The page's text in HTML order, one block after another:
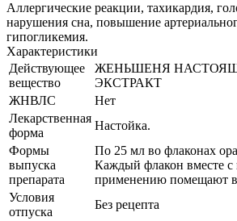
Аллергические реакции, тахикардия,
нарушения сна, повышение
гипогликемия.
Характеристики
Действующее
вещество
ЖЕНЬШЕНЯ
ЭКСТРАКТ
ЖНВЛС
Нет
Лекарственная
форма
Настойка.
Формы
выпуска
препарата
По 25 мл во флаконах
Каждый флакон вместе с
применению помещают в
Условия
отпуска
Без рецепта